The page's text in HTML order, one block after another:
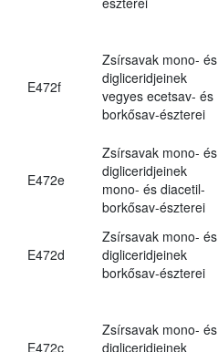
E472f
Zsírsavak mono- és
digliceridjeinek
vegyes ecetsav- és
borkősav-észterei
E472e
Zsírsavak mono- és
digliceridjeinek
mono- és diacetil-
borkősav-észterei
E472d
Zsírsavak mono- és
digliceridjeinek
borkősav-észterei
E472c
Zsírsavak mono- és
digliceridjeinek